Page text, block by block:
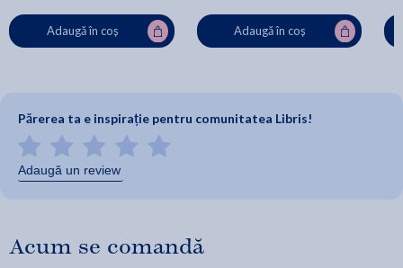
Adaugă în coș Adaugă în coș
Părerea ta e inspirație pentru comunitatea Libris!
Adaugă un review
Acum se comandă